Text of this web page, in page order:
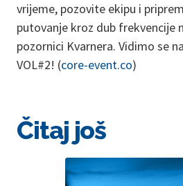
vrijeme, pozovite ekipu i
putovanje kroz dub frekvencije
pozornici Kvarnera. Vidimo se
VOL#2! (core-event.co)
Čitaj još